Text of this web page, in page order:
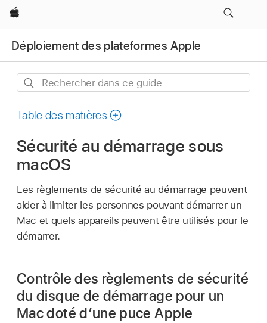
Apple
Déploiement des plateformes Apple
Rechercher
ce
Table des matières
Sécurité au démarrage sous
macOS
Les règlements de sécurité au démarrage peuvent
aider à limiter les personnes pouvant démarrer un
Mac et quels appareils peuvent être utilisés pour le
démarrer.
Contrôle des règlements de sécurité
du disque de démarrage pour un
Mac doté d’une puce Apple